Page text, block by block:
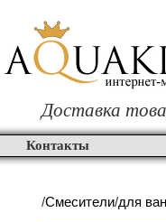
Доставка
Контакты
/Смесители/для